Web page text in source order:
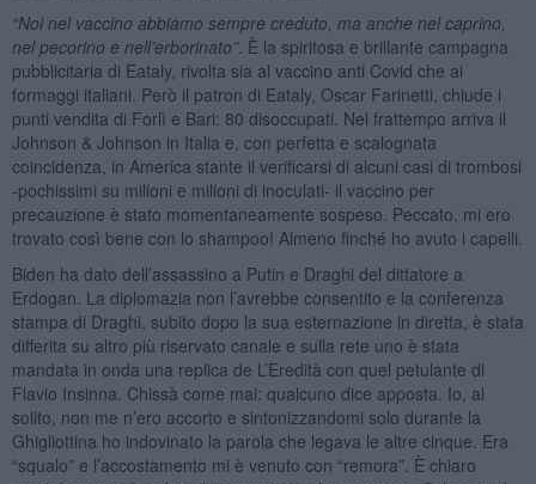
“Noi nel vaccino abbiamo sempre creduto, ma anche nel caprino,
nel pecorino e nell’erborinato”. È la spiritosa e brillante campagna
pubblicitaria di Eataly, rivolta sia al vaccino anti Covid che ai
formaggi italiani. Però il patron di Eataly, Oscar Farinetti, chiude i
punti vendita di Forlì e Bari: 80 disoccupati. Nel frattempo arriva il
Johnson & Johnson in Italia e, con perfetta e scalognata
coincidenza, in America stante il verificarsi di alcuni casi di trombosi
-pochissimi su milioni e milioni di inoculati- il vaccino per
precauzione è stato momentaneamente sospeso. Peccato, mi ero
trovato così bene con lo shampoo! Almeno finché ho avuto i capelli.
Biden ha dato dell’assassino a Putin e Draghi del dittatore a
Erdogan. La diplomazia non l’avrebbe consentito e la conferenza
stampa di Draghi, subito dopo la sua esternazione in diretta, è stata
differita su altro più riservato canale e sulla rete uno è stata
mandata in onda una replica de L’Eredità con quel petulante di
Flavio Insinna. Chissà come mai: qualcuno dice apposta. Io, al
solito, non me n’ero accorto e sintonizzandomi solo durante la
Ghigliottina ho indovinato la parola che legava le altre cinque. Era
“squalo” e l’accostamento mi è venuto con “remora”. È chiaro